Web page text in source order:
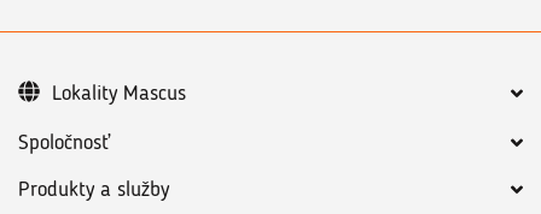
Spoločnosť
Produkty a služby
Lokality Mascus